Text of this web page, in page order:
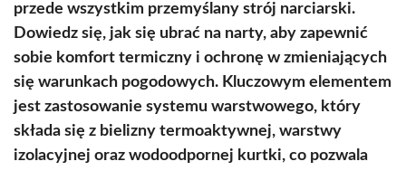
przede wszystkim przemyślany strój narciarski.
Dowiedz się, jak się ubrać na narty, aby zapewnić
sobie komfort termiczny i ochronę w zmieniających
się warunkach pogodowych. Kluczowym elementem
jest zastosowanie systemu warstwowego, który
składa się z bielizny termoaktywnej, warstwy
izolacyjnej oraz wodoodpornej kurtki, co pozwala